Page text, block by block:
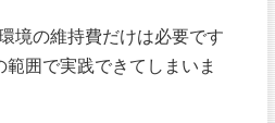
境の維持費だけは必要です
囲で実践できてしまいま